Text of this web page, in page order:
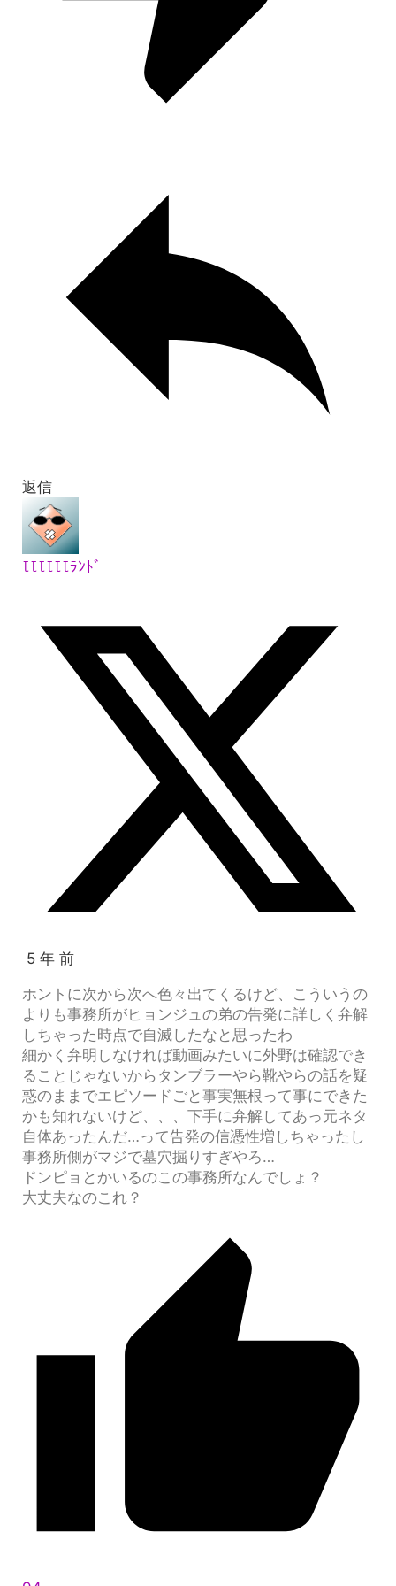
返信
ﾓﾓﾓﾓﾓﾓﾗﾝﾄﾞ
5 年 前
ホントに次から次へ色々出てくるけど、こういうの
よりも事務所がヒョンジュの弟の告発に詳しく弁解
しちゃった時点で自滅したなと思ったわ
細かく弁明しなければ動画みたいに外野は確認でき
ることじゃないからタンブラーやら靴やらの話を疑
惑のままでエピソードごと事実無根って事にできた
かも知れないけど、、、下手に弁解してあっ元ネタ
自体あったんだ…って告発の信憑性増しちゃったし
事務所側がマジで墓穴掘りすぎやろ…
ドンピョとかいるのこの事務所なんでしょ？
大丈夫なのこれ？